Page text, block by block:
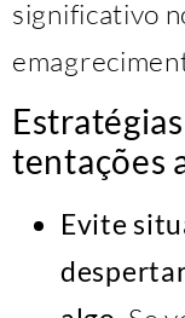
significativo
tentações
Evite